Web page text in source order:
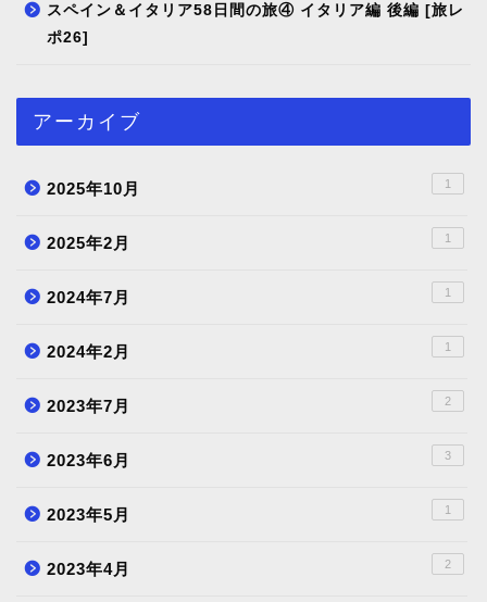
スペイン＆イタリア58日間の旅④ イタリア編 後編 [旅レ
ポ26]
アーカイブ
2025年10月 1
2025年2月 1
2024年7月 1
2024年2月 1
2023年7月 2
2023年6月 3
2023年5月 1
2023年4月 2